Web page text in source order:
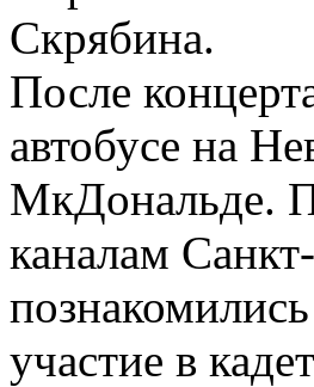
Скрябина.
После
автобусе на
МкДональде.
каналам
участие в